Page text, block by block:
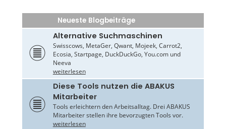
Neueste Blogbeiträge
Alternative Suchmaschinen
Swisscows, MetaGer, Qwant, Mojeek, Carrot2,
Ecosia, Startpage, DuckDuckGo, You.com und
Neeva
weiterlesen
Diese Tools nutzen die ABAKUS
Mitarbeiter
Tools erleichtern den Arbeitsalltag. Drei ABAKUS
Mitarbeiter stellen ihre bevorzugten Tools vor.
weiterlesen